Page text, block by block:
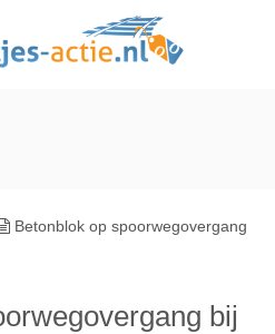
Betonblok op spoorwegovergang
bij